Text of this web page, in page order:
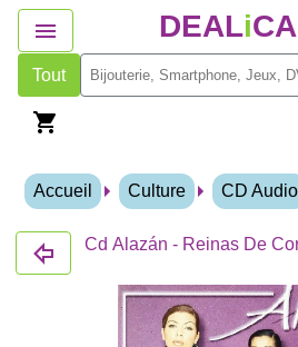
DEALi
Tout
Accueil Culture CD Audio
Cd Alazán - Reinas De